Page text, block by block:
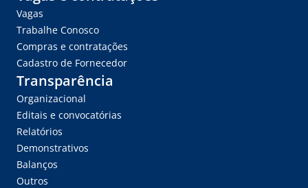
Vagas
Trabalhe Conosco
Compras e contratações
Cadastro de Fornecedor
Transparência
Organizacional
Editais e convocatórias
Relatórios
Demonstrativos
Balanços
Outros